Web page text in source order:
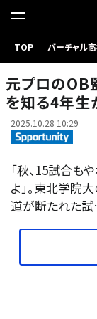
TOP バーチャル
元プロのOB
を知る4年生
2025.10.28 10:29
「秋、15試合も
よ」。東北学院
道が断たれた